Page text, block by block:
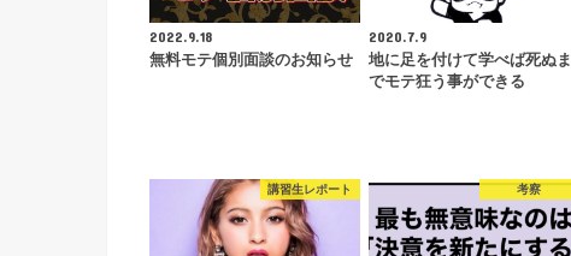
2022.9.18
無料モテ個別面談のお知らせ
2020.7.9
地に足を付けて学べば死ぬま
でモテ狂う事ができる
講習生レポート 考察